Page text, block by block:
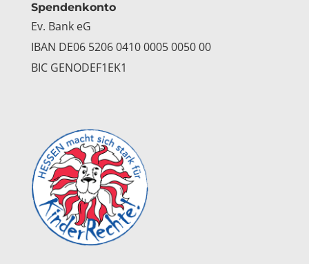
Spendenkonto
Ev. Bank eG
IBAN DE06 5206 0410 0005 0050 00
BIC GENODEF1EK1